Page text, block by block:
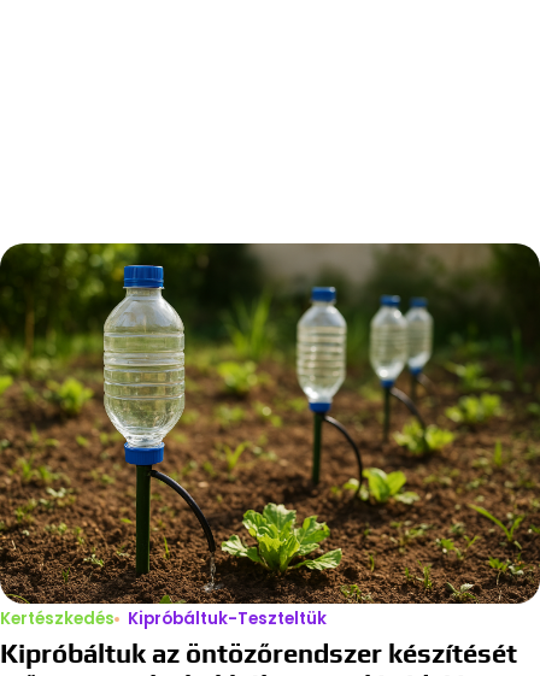
Kertészkedés Kipróbáltuk-Teszteltük
Kipróbáltuk az öntözőrendszer készítését